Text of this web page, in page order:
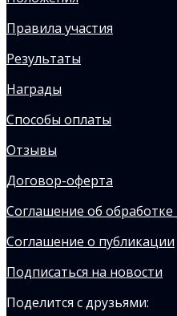
Правила участия
Результаты
Награды
Способы оплаты
Отзывы
Договор-оферта
Соглашение об
Соглашение о публикации
Подписаться на новости
Поделится с друзьями: